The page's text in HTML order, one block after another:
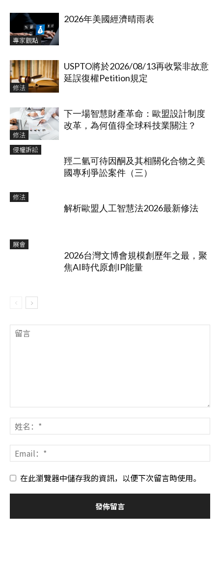
專家觀點
2026年美國經濟晴雨表
修法
USPTO將於2026/08/13再收緊非故意
延誤復權Petition規定
修法
下一場智慧財產革命：歐盟設計制度
改革，為何值得全球科技業關注？
侵權訴訟
羥二氫可待因酮及其相關化合物之美
國專利爭訟案件（三）
修法
解析歐盟人工智慧法2026最新修法
展會
2026台灣文博會規模創歷年之最，聚
焦AI時代原創IP能量
在此瀏覽器中儲存我的資訊，以便下次留言時使用。